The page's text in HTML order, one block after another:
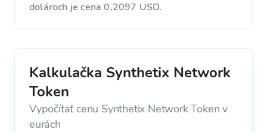
dolároch je cena 0,2097 USD.
Kalkulačka Synthetix Network
Token
Vypočítať cenu Synthetix Network Token v
eurách